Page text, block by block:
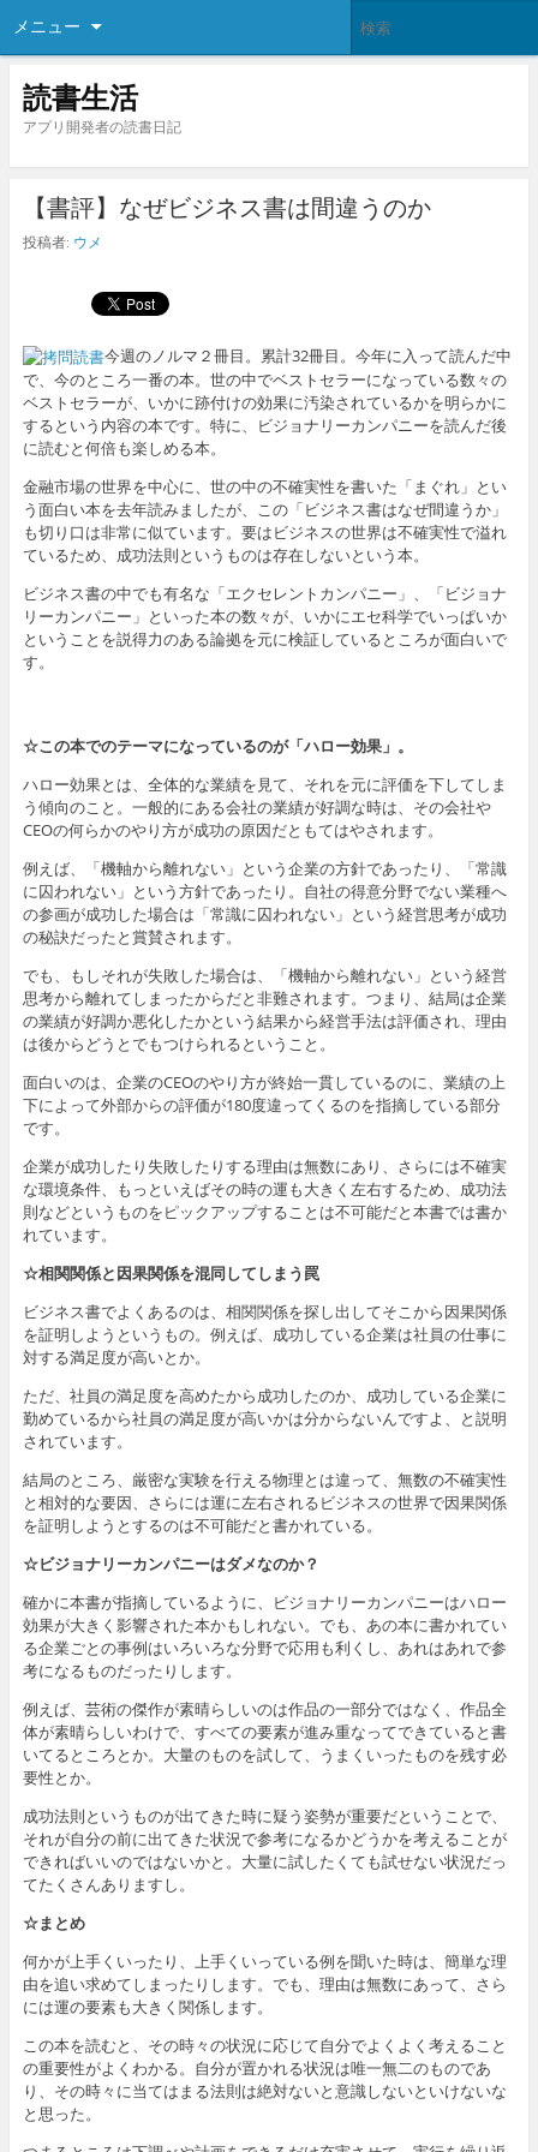
メニュー
読書生活
アプリ開発者の読書日記
【書評】なぜビジネス書は間違うのか
投稿者: ウメ
今週のノルマ２冊目。累計32冊目。今年に入って読んだ中
で、今のところ一番の本。世の中でベストセラーになっている数々の
ベストセラーが、いかに跡付けの効果に汚染されているかを明らかに
するという内容の本です。特に、ビジョナリーカンパニーを読んだ後
に読むと何倍も楽しめる本。
金融市場の世界を中心に、世の中の不確実性を書いた「まぐれ」とい
う面白い本を去年読みましたが、この「ビジネス書はなぜ間違うか」
も切り口は非常に似ています。要はビジネスの世界は不確実性で溢れ
ているため、成功法則というものは存在しないという本。
ビジネス書の中でも有名な「エクセレントカンパニー」、「ビジョナ
リーカンパニー」といった本の数々が、いかにエセ科学でいっぱいか
ということを説得力のある論拠を元に検証しているところが面白いで
す。
☆この本でのテーマになっているのが「ハロー効果」。
ハロー効果とは、全体的な業績を見て、それを元に評価を下してしま
う傾向のこと。一般的にある会社の業績が好調な時は、その会社や
CEOの何らかのやり方が成功の原因だともてはやされます。
例えば、「機軸から離れない」という企業の方針であったり、「常識
に囚われない」という方針であったり。自社の得意分野でない業種へ
の参画が成功した場合は「常識に囚われない」という経営思考が成功
の秘訣だったと賞賛されます。
でも、もしそれが失敗した場合は、「機軸から離れない」という経営
思考から離れてしまったからだと非難されます。つまり、結局は企業
の業績が好調か悪化したかという結果から経営手法は評価され、理由
は後からどうとでもつけられるということ。
面白いのは、企業のCEOのやり方が終始一貫しているのに、業績の上
下によって外部からの評価が180度違ってくるのを指摘している部分
です。
企業が成功したり失敗したりする理由は無数にあり、さらには不確実
な環境条件、もっといえばその時の運も大きく左右するため、成功法
則などというものをピックアップすることは不可能だと本書では書か
れています。
☆相関関係と因果関係を混同してしまう罠
ビジネス書でよくあるのは、相関関係を探し出してそこから因果関係
を証明しようというもの。例えば、成功している企業は社員の仕事に
対する満足度が高いとか。
ただ、社員の満足度を高めたから成功したのか、成功している企業に
勤めているから社員の満足度が高いかは分からないんですよ、と説明
されています。
結局のところ、厳密な実験を行える物理とは違って、無数の不確実性
と相対的な要因、さらには運に左右されるビジネスの世界で因果関係
を証明しようとするのは不可能だと書かれている。
☆ビジョナリーカンパニーはダメなのか？
確かに本書が指摘しているように、ビジョナリーカンパニーはハロー
効果が大きく影響された本かもしれない。でも、あの本に書かれてい
る企業ごとの事例はいろいろな分野で応用も利くし、あれはあれで参
考になるものだったりします。
例えば、芸術の傑作が素晴らしいのは作品の一部分ではなく、作品全
体が素晴らしいわけで、すべての要素が進み重なってできていると書
いてるところとか。大量のものを試して、うまくいったものを残す必
要性とか。
成功法則というものが出てきた時に疑う姿勢が重要だということで、
それが自分の前に出てきた状況で参考になるかどうかを考えることが
できればいいのではないかと。大量に試したくても試せない状況だっ
てたくさんありますし。
☆まとめ
何かが上手くいったり、上手くいっている例を聞いた時は、簡単な理
由を追い求めてしまったりします。でも、理由は無数にあって、さら
には運の要素も大きく関係します。
この本を読むと、その時々の状況に応じて自分でよくよく考えること
の重要性がよくわかる。自分が置かれる状況は唯一無二のものであ
り、その時々に当てはまる法則は絶対ないと意識しないといけないな
と思った。